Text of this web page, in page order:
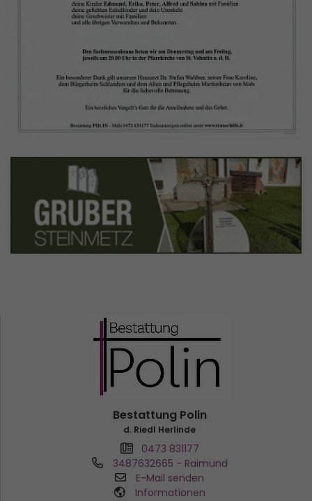
Bestattung Polin
d. Riedl Herlinde
0473 831177
3487632665 - Raimund
E-Mail senden
Informationen